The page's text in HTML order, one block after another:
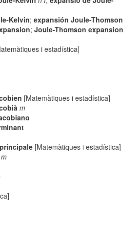
Kelvin;expansión Joule-Thomson
;Joule-Thomson expansion
i estadística]
[Matemàtiques i estadística]
m
[Matemàtiques i estadística]
m